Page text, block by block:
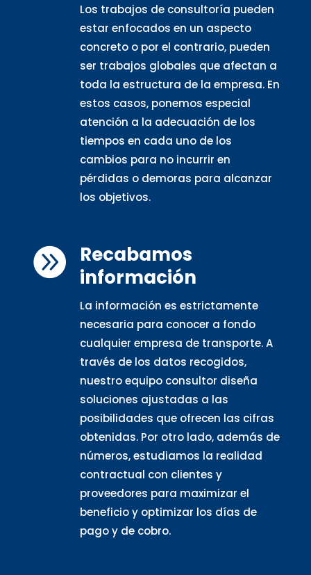
Los trabajos de consultoría pueden
estar enfocados en un aspecto
concreto o por el contrario, pueden
ser trabajos globales que afectan a
toda la estructura de la empresa. En
estos casos, ponemos especial
atención a la adecuación de los
tiempos en cada uno de los
cambios para no incurrir en
pérdidas o demoras para alcanzar
los objetivos.

Recabamos
información
La información es estrictamente
necesaria para conocer a fondo
cualquier empresa de transporte. A
través de los datos recogidos,
nuestro equipo consultor diseña
soluciones ajustadas a las
posibilidades que ofrecen las cifras
obtenidas. Por otro lado, además de
números, estudiamos la realidad
contractual con clientes y
proveedores para maximizar el
beneficio y optimizar los días de
pago y de cobro.